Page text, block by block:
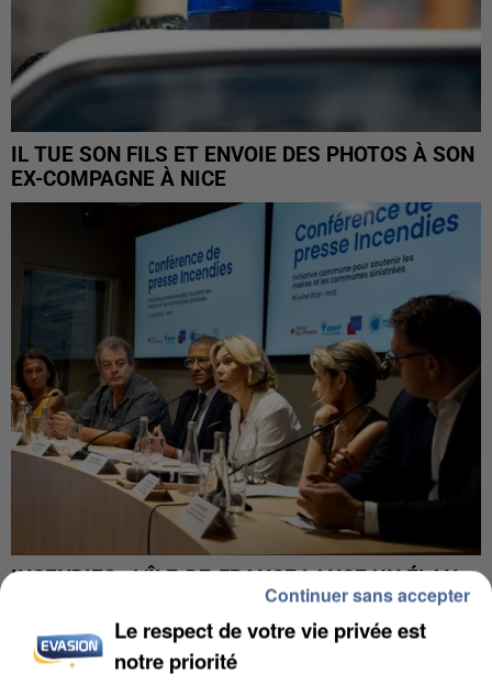
IL TUE SON FILS ET ENVOIE DES PHOTOS À SON
EX-COMPAGNE À NICE
INCENDIES : L’ÎLE-DE-FRANCE LANCE UN ÉLAN
DE SOLIDARITÉ AVEC LES...
Le respect de votre vie privée est
notre priorité
Continuer sans accepter